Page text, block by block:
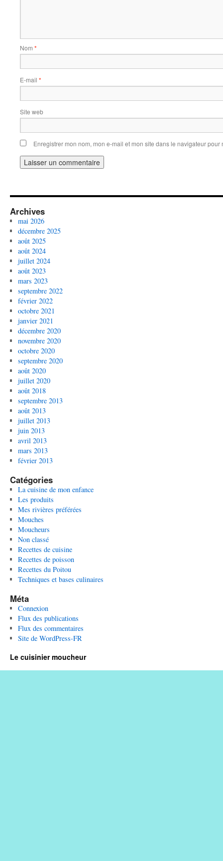
Nom *
E-mail *
Site web
Enregistrer mon nom, mon e-mail et mon site dans le navigateur
Archives
mai 2026
décembre 2025
août 2025
août 2024
juillet 2024
août 2023
mars 2023
septembre 2022
février 2022
octobre 2021
janvier 2021
décembre 2020
novembre 2020
octobre 2020
septembre 2020
août 2020
juillet 2020
août 2018
septembre 2013
août 2013
juillet 2013
juin 2013
avril 2013
mars 2013
février 2013
Catégories
La cuisine de mon enfance
Les produits
Mes rivières préférées
Mouches
Moucheurs
Non classé
Recettes de cuisine
Recettes de poisson
Recettes du Poitou
Techniques et bases culinaires
Méta
Connexion
Flux des publications
Flux des commentaires
Site de WordPress-FR
Le cuisinier moucheur